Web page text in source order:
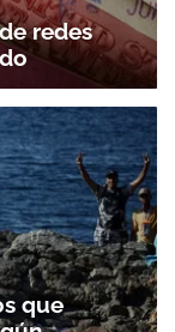
redes
que